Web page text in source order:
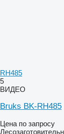
RH485
5
ВИДЕО
Bruks BK-RH485
Цена по запросу